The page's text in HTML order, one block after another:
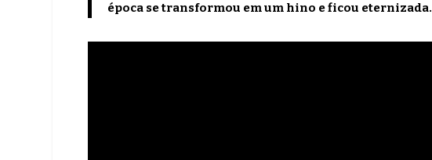
época se transformou em um hino e ficou eternizada.